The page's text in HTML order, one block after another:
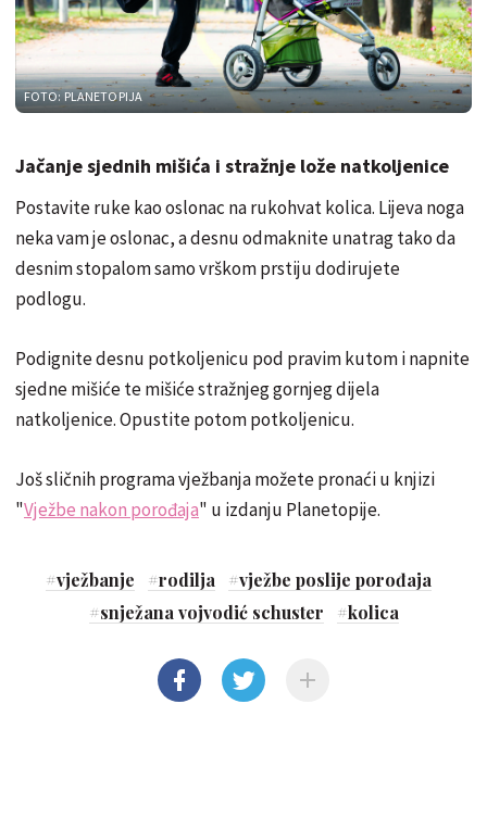
FOTO: PLANETOPIJA
Jačanje sjednih mišića i stražnje lože natkoljenice
Postavite ruke kao oslonac na rukohvat kolica. Lijeva noga
neka vam je oslonac, a desnu odmaknite unatrag tako da
desnim stopalom samo vrškom prstiju dodirujete
podlogu.
Podignite desnu potkoljenicu pod pravim kutom i napnite
sjedne mišiće te mišiće stražnjeg gornjeg dijela
natkoljenice. Opustite potom potkoljenicu.
Još sličnih programa vježbanja možete pronaći u knjizi
"Vježbe nakon porođaja" u izdanju Planetopije.
#vježbanje #rodilja #vježbe poslije porođaja
#snježana vojvodić schuster #kolica